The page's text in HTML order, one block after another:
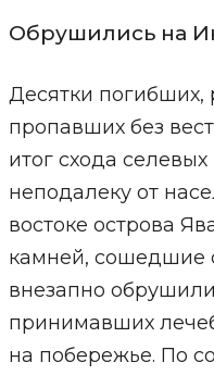
Обрушились на
Десятки погибших,
пропавших без
итог схода
неподалеку от
востоке острова
камней, сошедшие
внезапно
принимавших
на побережье. По